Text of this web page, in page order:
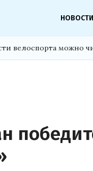
велоспорта можно